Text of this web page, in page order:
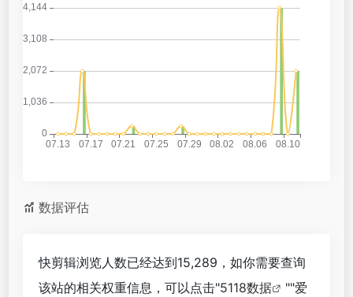
数据评估
快剪辑浏览人数已经达到15,289，如你需要查询
该站的相关权重信息，可以点击"5118数据 ""爱